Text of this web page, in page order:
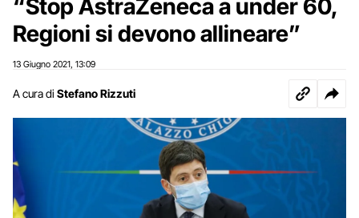
“Stop AstraZeneca a under 60,
Regioni si devono allineare”
13 Giugno 2021 13:09
A cura di Stefano Rizzuti